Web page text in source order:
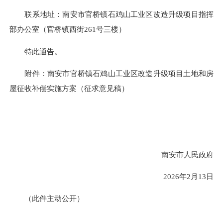
联系地址：南安市官桥镇石鸡山工业区改造升级项目指挥
部办公室（官桥镇西街261号三楼）
特此通告。
附件：南安市官桥镇石鸡山工业区改造升级项目土地和房
屋征收补偿实施方案（征求意见稿）
南安市人民政府
2026年2月13日
（此件主动公开）